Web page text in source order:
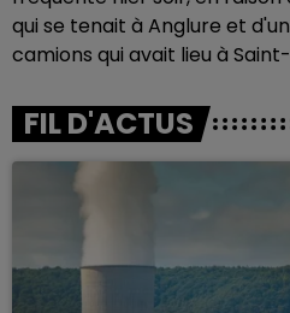
qui se tenait à Anglure et
camions qui avait lieu à
FIL D'ACTUS